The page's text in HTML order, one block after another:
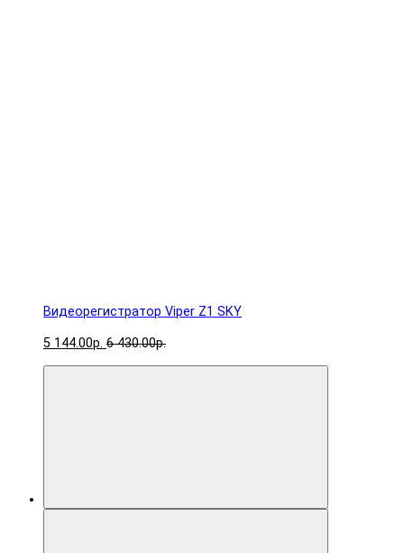
Видеорегистратор Viper Z1 SKY
5 144.00р. 6 430.00р.